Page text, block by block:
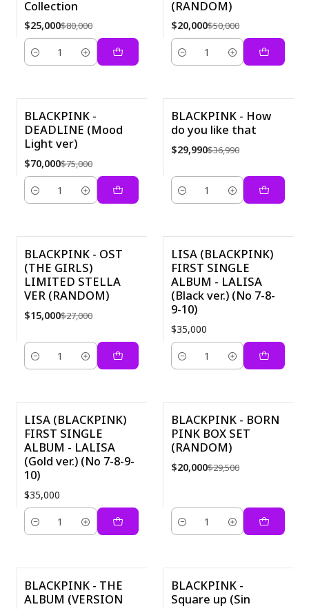
New
Collection
$25,000$80,000
Cantidad
(RANDOM)
$20,000$50,000
Cantidad
-7%
BLACKPINK -
DEADLINE (Mood
Light ver)
$70,000$75,000
Cantidad
-19%
BLACKPINK - How
do you like that
$29,990$36,990
Cantidad
-44%
BLACKPINK - OST
(THE GIRLS)
LIMITED STELLA
VER (RANDOM)
$15,000$27,000
Cantidad
LISA (BLACKPINK)
FIRST SINGLE
ALBUM - LALISA
(Black ver.) (No 7-8-
9-10)
$35,000
Cantidad
LISA (BLACKPINK)
FIRST SINGLE
ALBUM - LALISA
(Gold ver.) (No 7-8-9-
10)
$35,000
Cantidad
-32%
BLACKPINK - BORN
PINK BOX SET
(RANDOM)
$20,000$29,500
Cantidad
BLACKPINK - THE
ALBUM (VERSION
BLACKPINK -
Square up (Sin